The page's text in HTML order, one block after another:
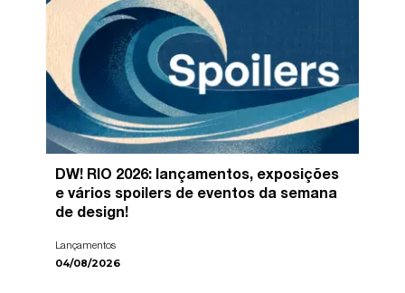
DW! RIO 2026: lançamentos, exposições
e vários spoilers de eventos da semana
de design!
Lançamentos
04/08/2026